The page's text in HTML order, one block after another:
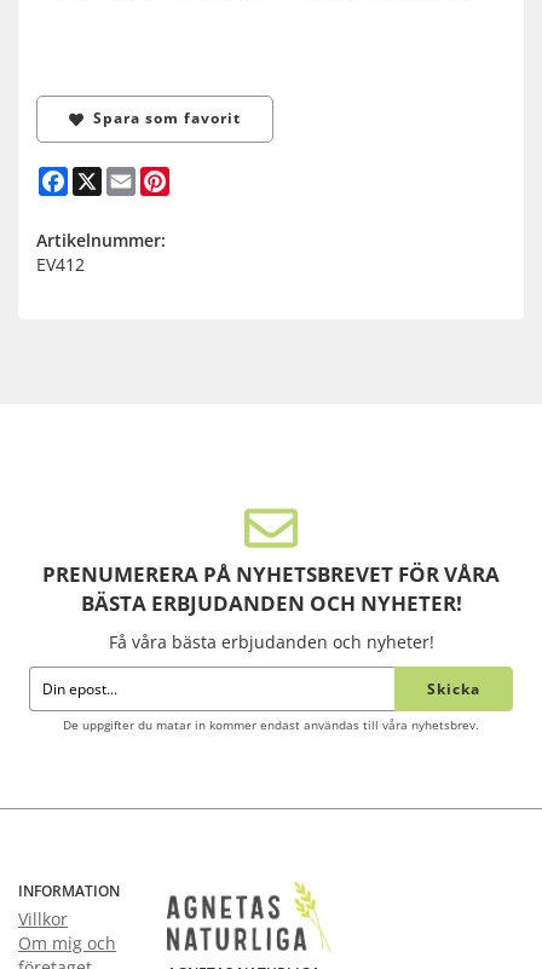
Spara som favorit
Facebook
X Email
Artikelnummer:
EV412
PRENUMERERA PÅ NYHETSBREVET FÖR VÅRA
BÄSTA ERBJUDANDEN OCH NYHETER!
Få våra bästa erbjudanden och nyheter!
Skicka
De uppgifter du matar in kommer endast användas till våra nyhetsbrev.
INFORMATION
Villkor
Om mig och